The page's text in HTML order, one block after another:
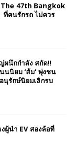
The 47th Bangkok
คนรักรถ ไม่ควร
ผนึกกำลัง สกัด!!
นนิยม ‘ส้ม’ พุ่งชน
นุรักษ์นิยมเลิกรบ
ผู้นำ EV สองล้อที่